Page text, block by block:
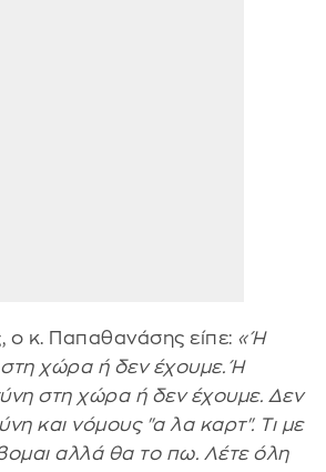
ο κ. Παπαθανάσης είπε: «Ή
χώρα ή δεν έχουμε. Ή
στη χώρα ή δεν έχουμε. Δεν
και νόμους "α λα καρτ". Τι με
αλλά θα το πω. Λέτε όλη